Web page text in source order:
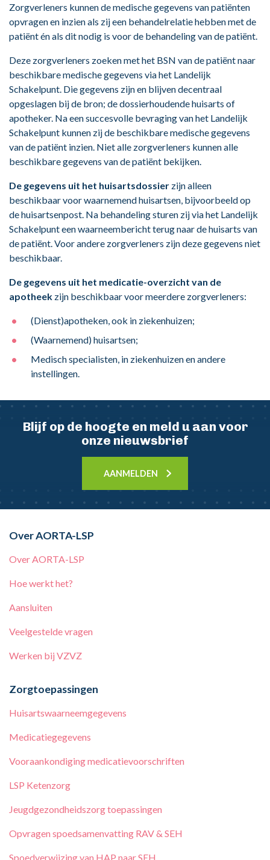
Zorgverleners kunnen de medische gegevens van patiënten
opvragen en inzien als zij een behandelrelatie hebben met de
patiënt én als dit nodig is voor de behandeling van de patiënt.
Deze zorgverleners zoeken met het BSN van de patiënt naar
beschikbare medische gegevens via het Landelijk
Schakelpunt. Die gegevens zijn en blijven decentraal
opgeslagen bij de bron; de dossierhoudende huisarts of
apotheker. Na een succesvolle bevraging van het Landelijk
Schakelpunt kunnen zij de beschikbare medische gegevens
van de patiënt inzien. Niet alle zorgverleners kunnen alle
beschikbare gegevens van de patiënt bekijken.
De gegevens uit het huisartsdossier zijn alleen
beschikbaar voor waarnemend huisartsen, bijvoorbeeld op
de huisartsenpost. Na behandeling sturen zij via het Landelijk
Schakelpunt een waarneembericht terug naar de huisarts van
de patiënt. Voor andere zorgverleners zijn deze gegevens niet
beschikbaar.
De gegevens uit het medicatie-overzicht van de
apotheek zijn beschikbaar voor meerdere zorgverleners:
(Dienst)apotheken, ook in ziekenhuizen;
(Waarnemend) huisartsen;
Medisch specialisten, in ziekenhuizen en andere
instellingen.
Blijf op de hoogte en meld u aan voor
onze nieuwsbrief
AANMELDEN
Over AORTA-LSP
Over AORTA-LSP
Hoe werkt het?
Aansluiten
Veelgestelde vragen
Werken bij VZVZ
Zorgtoepassingen
Huisartswaarneemgegevens
Medicatiegegevens
Vooraankondiging medicatievoorschriften
LSP Ketenzorg
Jeugdgezondheidszorg toepassingen
Opvragen spoedsamenvatting RAV & SEH
Spoedverwijzing van HAP naar SEH